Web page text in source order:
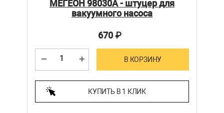
МЕГЕОН 98030А - штуцер для
вакуумного насоса
670₽
В КОРЗИНУ
КУПИТЬ В 1 КЛИК